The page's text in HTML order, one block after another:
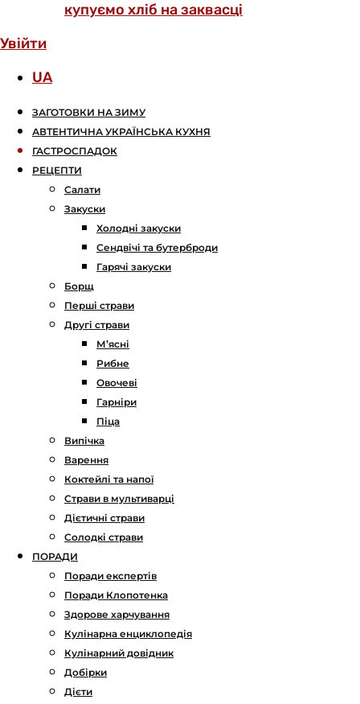
купуємо хліб на заквасці
Увійти
UA
ЗАГОТОВКИ НА ЗИМУ
АВТЕНТИЧНА УКРАЇНСЬКА КУХНЯ
ГАСТРОСПАДОК
РЕЦЕПТИ
Салати
Закуски
Холодні закуски
Сендвічі та бутерброди
Гарячі закуски
Борщ
Перші страви
Другі страви
М’ясні
Рибне
Овочеві
Гарніри
Піца
Випічка
Варення
Коктейлі та напої
Страви в мультиварці
Дієтичні страви
Солодкі страви
ПОРАДИ
Поради експертів
Поради Клопотенка
Здорове харчування
Кулінарна енциклопедія
Кулінарний довідник
Добірки
Дієти